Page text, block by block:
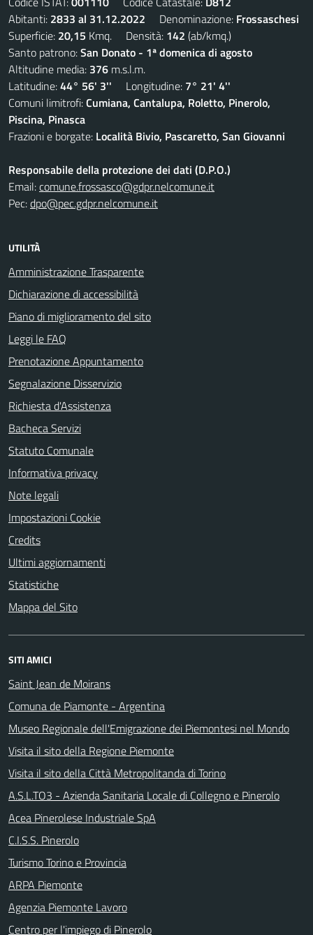
Abitanti: 2833 al 31.12.2022 Denominazione: Frossaschesi
Superficie: 20,15 Kmq. Densità: 142 (ab/kmq.)
Santo patrono:San Donato - 1ª domenica di agosto
Altitudine media: 376 m.s.l.m.
Latitudine:44° 56' 3'' Longitudine: 7° 21' 4''
Comuni limitrofi:Cumiana, Cantalupa, Roletto, Pinerolo,
Piscina, Pinasca
Frazioni e borgate: Località Bivio, Pascaretto, San Giovanni
Responsabile della protezione dei dati (D.P.O.)
Email:comune.frossasco@gdpr.nelcomune.it
Pec:dpo@pec.gdpr.nelcomune.it
UTILITÀ
Amministrazione Trasparente
Dichiarazione di accessibilità
Piano di miglioramento del sito
Leggi le FAQ
Prenotazione Appuntamento
Segnalazione Disservizio
Richiesta d'Assistenza
Bacheca Servizi
Statuto Comunale
Informativa privacy
Note legali
Impostazioni Cookie
Credits
Ultimi aggiornamenti
Statistiche
Mappa del Sito
SITI AMICI
Saint Jean de Moirans
Comuna de Piamonte - Argentina
Museo Regionale dell'Emigrazione dei Piemontesi nel Mondo
Visita il sito della Regione Piemonte
Visita il sito della Città Metropolitanda di Torino
A.S.L.TO3 - Azienda Sanitaria Locale di Collegno e Pinerolo
Acea Pinerolese Industriale SpA
C.I.S.S. Pinerolo
Turismo Torino e Provincia
ARPA Piemonte
Agenzia Piemonte Lavoro
Centro per l'impiego di Pinerolo